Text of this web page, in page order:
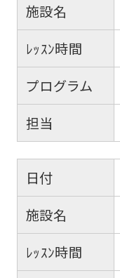
施設名
ﾚｯｽﾝ時間
プログラム
担当
日付
施設名
ﾚｯｽﾝ時間